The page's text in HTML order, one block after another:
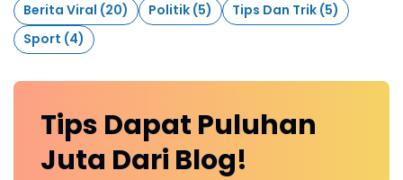
Berita Viral (20) Politik (5) Tips Dan Trik (5)
Sport (4)
Tips Dapat Puluhan
Juta Dari Blog!